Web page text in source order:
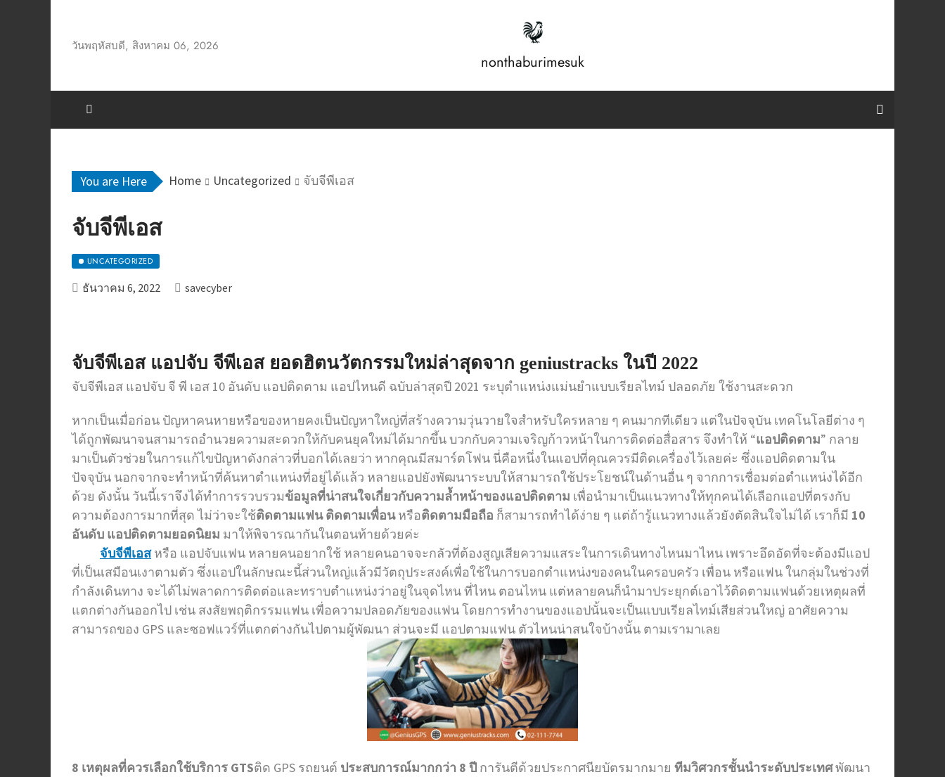
content
วันพฤหัสบดี, สิงหาคม 06, 2026
nonthaburimesuk
You are Here Home Uncategorized จับจีพีเอส
จับจีพีเอส
UNCATEGORIZED
ธันวาคม 6, 2022 savecyber
จับจีพีเอส แอปจับ จีพีเอส ยอดฮิตนวัตกรรมใหม่ล่าสุดจาก geniustracks ในปี 2022
จับจีพีเอส แอปจับ จี พี เอส 10 อันดับ แอปติดตาม แอปไหนดี ฉบับล่าสุดปี 2021 ระบุตำแหน่งแม่นยำแบบเรียลไทม์ ปลอดภัย ใช้งานสะดวก
หากเป็นเมื่อก่อน ปัญหาคนหายหรือของหายคงเป็นปัญหาใหญ่ที่สร้างความวุ่นวายใจสำหรับใครหลาย ๆ คนมากทีเดียว แต่ในปัจจุบัน เทคโนโลยีต่าง ๆ
ได้ถูกพัฒนาจนสามารถอำนวยความสะดวกให้กับคนยุคใหม่ได้มากขึ้น บวกกับความเจริญก้าวหน้าในการติดต่อสื่อสาร จึงทำให้ “แอปติดตาม” กลาย
มาเป็นตัวช่วยในการแก้ไขปัญหาดังกล่าวที่บอกได้เลยว่า หากคุณมีสมาร์ตโฟน นี่คือหนึ่งในแอปที่คุณควรมีติดเครื่องไว้เลยค่ะ ซึ่งแอปติดตามใน
ปัจจุบัน นอกจากจะทำหน้าที่ค้นหาตำแหน่งที่อยู่ได้แล้ว หลายแอปยังพัฒนาระบบให้สามารถใช้ประโยชน์ในด้านอื่น ๆ จากการเชื่อมต่อตำแหน่งได้อีก
ด้วย ดังนั้น วันนี้เราจึงได้ทำการรวบรวมข้อมูลที่น่าสนใจเกี่ยวกับความล้ำหน้าของแอปติดตาม เพื่อนำมาเป็นแนวทางให้ทุกคนได้เลือกแอปที่ตรงกับ
ความต้องการมากที่สุด ไม่ว่าจะใช้ติดตามแฟน ติดตามเพื่อนหรือติดตามมือถือ ก็สามารถทำได้ง่าย ๆ แต่ถ้ารู้แนวทางแล้วยังตัดสินใจไม่ได้ เราก็มี 10
อันดับ แอปติดตามยอดนิยม มาให้พิจารณากันในตอนท้ายด้วยค่ะ
จับจีพีเอสหรือ แอปจับแฟน หลายคนอยากใช้ หลายคนอาจจะกลัวที่ต้องสูญเสียความแสระในการเดินทางไหนมาไหน เพราะอึดอัดที่จะต้องมีแอป
ที่เป็นเสมือนเงาตามตัว ซึ่งแอปในลักษณะนี้ส่วนใหญ่แล้วมีวัตถุประสงค์เพื่อใช้ในการบอกตำแหน่งของคนในครอบครัว เพื่อน หรือแฟน ในกลุ่มในช่วงที่
กำลังเดินทาง จะได้ไม่พลาดการติดต่อและทราบตำแหน่งว่าอยู่ในจุดไหน ที่ไหน ตอนไหน แต่หลายคนก็นำมาประยุกต์เอาไว้ติดตามแฟนด้วยเหตุผลที่
แตกต่างกันออกไป เช่น สงสัยพฤติกรรมแฟน เพื่อความปลอดภัยของแฟน โดยการทำงานของแอปนั้นจะเป็นแบบเรียลไทม์เสียส่วนใหญ่ อาศัยความ
สามารถของ GPS และซอฟแวร์ที่แตกต่างกันไปตามผู้พัฒนา ส่วนจะมี แอปตามแฟน ตัวไหนน่าสนใจบ้างนั้น ตามเรามาเลย
8 เหตุผลที่ควรเลือกใช้บริการ GTS​ติด GPS รถยนต์ ประสบการณ์มากกว่า 8 ปี การันตีด้วยประกาศนียบัตรมากมาย ทีมวิศวกรชั้นนำระดับประเทศพัฒนา